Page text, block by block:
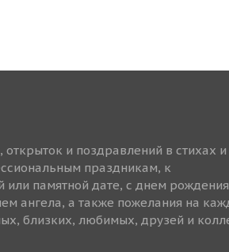
открыток и поздравлений в стихах и
праздникам, к
или памятной дате, с днем
ангела, а также пожелания на
близких, любимых, друзей и